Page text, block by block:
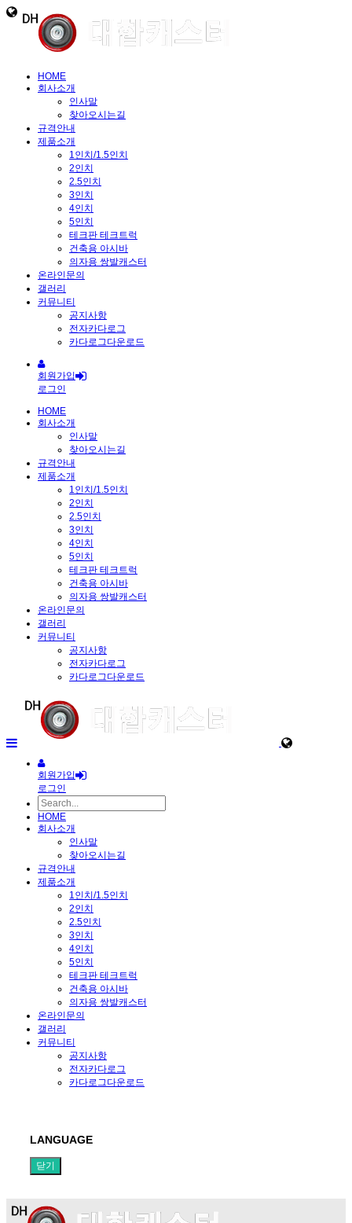
HOME
회사소개
인사말
찾아오시는길
규격안내
제품소개
1인치/1.5인치
2인치
2.5인치
3인치
4인치
5인치
테크판 테크트럭
건축용 아시바
의자용 쌍발캐스터
온라인문의
갤러리
커뮤니티
공지사항
전자카다로그
카다로그다운로드
회원가입
로그인
HOME
회사소개
인사말
찾아오시는길
규격안내
제품소개
1인치/1.5인치
2인치
2.5인치
3인치
4인치
5인치
테크판 테크트럭
건축용 아시바
의자용 쌍발캐스터
온라인문의
갤러리
커뮤니티
공지사항
전자카다로그
카다로그다운로드
회원가입
로그인
HOME
회사소개
인사말
찾아오시는길
규격안내
제품소개
1인치/1.5인치
2인치
2.5인치
3인치
4인치
5인치
테크판 테크트럭
건축용 아시바
의자용 쌍발캐스터
온라인문의
갤러리
커뮤니티
공지사항
전자카다로그
카다로그다운로드
LANGUAGE
닫기